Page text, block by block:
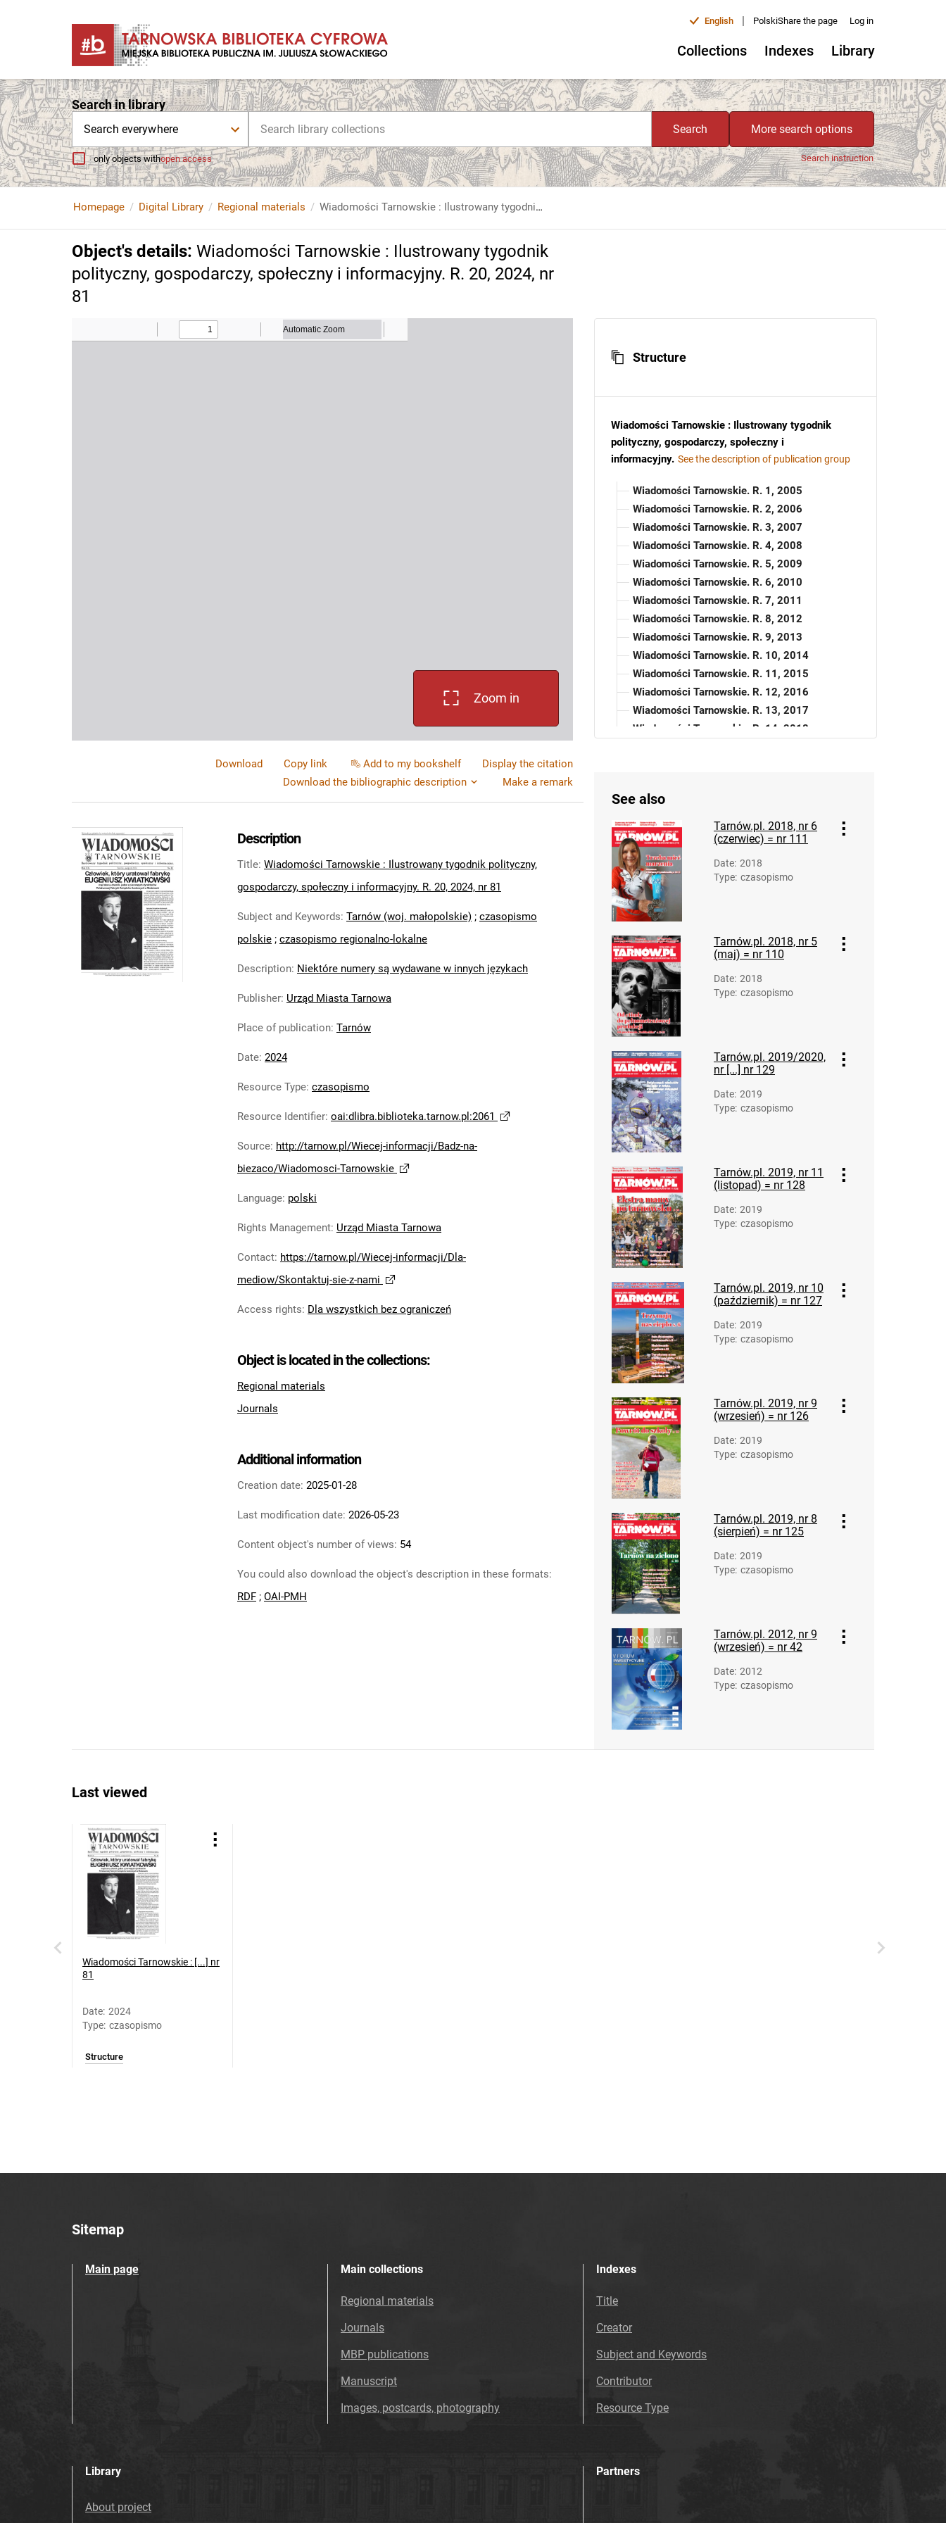
English | PolskiShare the page Log in
Collections Indexes Library
Search in library
Search everywhere Search More search options
only objects withopen access Search instruction
Homepage Digital Library Regional materials Wiadomości Tarnowskie : Ilustrowany tygodnik polityczny, gospodarczy, społeczny i informacyjny. R. 20, 2024, nr 81
Object's details: Wiadomości Tarnowskie : Ilustrowany tygodnik
polityczny, gospodarczy, społeczny i informacyjny. R. 20, 2024, nr
81
Zoom in
Download Copy link Add to my bookshelf
Display the citation
Download the bibliographic description
Make a remark
Structure
Wiadomości Tarnowskie : Ilustrowany tygodnik
polityczny, gospodarczy, społeczny i
informacyjny. See the description of publication group
Wiadomości Tarnowskie. R. 1, 2005
Wiadomości Tarnowskie. R. 2, 2006
Wiadomości Tarnowskie. R. 3, 2007
Wiadomości Tarnowskie. R. 4, 2008
Wiadomości Tarnowskie. R. 5, 2009
Wiadomości Tarnowskie. R. 6, 2010
Wiadomości Tarnowskie. R. 7, 2011
Wiadomości Tarnowskie. R. 8, 2012
Wiadomości Tarnowskie. R. 9, 2013
Wiadomości Tarnowskie. R. 10, 2014
Wiadomości Tarnowskie. R. 11, 2015
Wiadomości Tarnowskie. R. 12, 2016
Wiadomości Tarnowskie. R. 13, 2017
Wiadomości Tarnowskie. R. 14, 2018
Wiadomości Tarnowskie. R. 18, 2022
Wiadomości Tarnowskie. R. 19, 2023
Wiadomości Tarnowskie. R. 20, 2024
Wiadomości Tarnowskie : Ilustrowany
tygodnik polityczny, gospodarczy, społeczny i
informacyjny. R. 20. 2024, nr 80
Wiadomości Tarnowskie : Ilustrowany
informacyjny. R. 20, 2024, nr 81
Wiadomości Tarnowskie : Ilustrowany
tygodnik polityczny, gospodarczy, społeczny i
informacyjny. R. 20, nr 82
Wiadomości Tarnowskie : Ilustrowany
tygodnik polityczny, gospodarczy, społeczny i
informacyjny. R. 20, 2024, nr 83
Wiadomości Tarnowskie. R. 21, 2025
Wiadomości Tarnowskie. R. 22, 2026
Description
Title: Wiadomości Tarnowskie : Ilustrowany tygodnik polityczny,
gospodarczy, społeczny i informacyjny. R. 20, 2024, nr 81
Subject and Keywords: Tarnów (woj. małopolskie) ; czasopismo
polskie ; czasopismo regionalno-lokalne
Description: Niektóre numery są wydawane w innych językach
Publisher: Urząd Miasta Tarnowa
Place of publication: Tarnów
Date: 2024
Resource Type: czasopismo
Resource Identifier: oai:dlibra.biblioteka.tarnow.pl:2061
Source: http://tarnow.pl/Wiecej-informacji/Badz-na-
biezaco/Wiadomosci-Tarnowskie
Language: polski
Rights Management: Urząd Miasta Tarnowa
Contact: https://tarnow.pl/Wiecej-informacji/Dla-
mediow/Skontaktuj-sie-z-nami
Access rights: Dla wszystkich bez ograniczeń
Object is located in the collections:
Regional materials
Journals
Additional information
Creation date: 2025-01-28
Last modification date: 2026-05-23
Content object's number of views: 54
You could also download the object's description in these formats:
RDF ; OAI-PMH
See also
Tarnów.pl. 2018, nr 6
(czerwiec) = nr 111
Date: 2018
Type: czasopismo
Tarnów.pl. 2018, nr 5
(maj) = nr 110
Date: 2018
Type: czasopismo
Tarnów.pl. 2019/2020,
nr [...] nr 129
Date: 2019
Type: czasopismo
Tarnów.pl. 2019, nr 11
(listopad) = nr 128
Date: 2019
Type: czasopismo
Tarnów.pl. 2019, nr 10
(październik) = nr 127
Date: 2019
Type: czasopismo
Tarnów.pl. 2019, nr 9
(wrzesień) = nr 126
Date: 2019
Type: czasopismo
Tarnów.pl. 2019, nr 8
(sierpień) = nr 125
Date: 2019
Type: czasopismo
Tarnów.pl. 2012, nr 9
(wrzesień) = nr 42
Date: 2012
Type: czasopismo
Last viewed
Wiadomości Tarnowskie : [...] nr
81
Date: 2024
Type: czasopismo
Structure
Sitemap
Main page Main collections
Regional materials
Journals
MBP publications
Manuscript
Images, postcards, photography
Indexes
Title
Creator
Subject and Keywords
Contributor
Resource Type
Library
About project
Partners